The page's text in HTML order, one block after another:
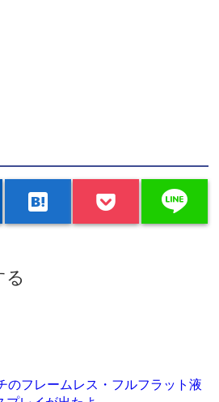
hatenabookmark line
る
のフレームレス・フルフラット液